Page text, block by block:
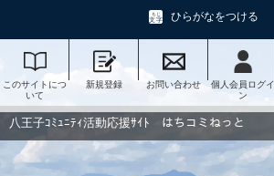
ひらがなをつける
このサイトにつ
いて
新規登録 お問い合わせ
個人会員ログイ
ン
八王子ｺﾐｭﾆﾃｨ活動応援ｻｲﾄ はちコミねっと